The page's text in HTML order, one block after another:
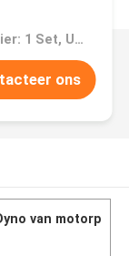
Prijs：1st Tier: 1 Set, Unit Price USD 3.00 2nd Tier: 2-5 Sets, Unit Price USD 2.00 3rd Tier: Over 5 Sets, Unit Price USD 1.00
ons
van motorp